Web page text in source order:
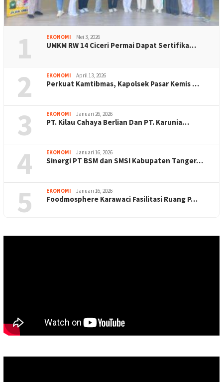
1 EKONOMI Mei 3, 2026
UMKM RW 14 Ciceri Permai Dapat Sertifika…
2 EKONOMI April 13, 2026
Perkuat Kamtibmas, Kapolsek Pasar Kemis …
3 EKONOMI Januari 26, 2026
PT. Kilau Cahaya Berlian Dan PT. Karunia…
4 EKONOMI Januari 16, 2026
Sinergi PT BSM dan SMSI Kabupaten Tanger…
5 EKONOMI Januari 16, 2026
Foodmosphere Karawaci Fasilitasi Ruang P…